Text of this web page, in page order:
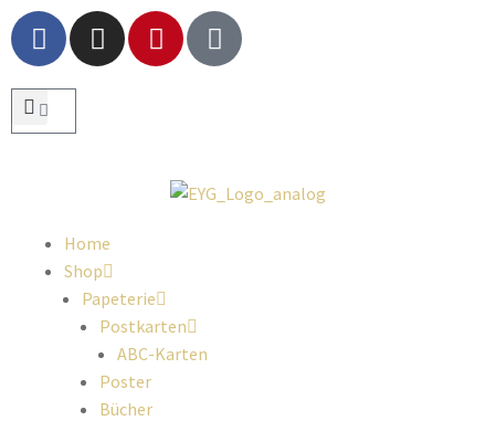
Home
Shop
Papeterie
Postkarten
ABC-Karten
Poster
Bücher